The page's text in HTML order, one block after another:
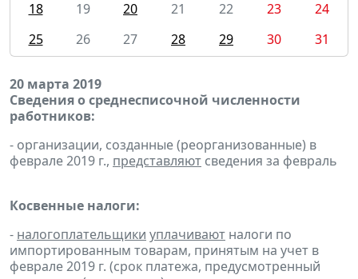
18
19 20 21 22 23
24
25
26 27 28 29 30 31
20 марта 2019
Сведения о среднесписочной численности
работников:
- организации, созданные (реорганизованные) в
феврале 2019 г., представляют сведения за февраль
Косвенные налоги:
- налогоплательщики уплачивают налоги по
импортированным товарам, принятым на учет в
феврале 2019 г. (срок платежа, предусмотренный